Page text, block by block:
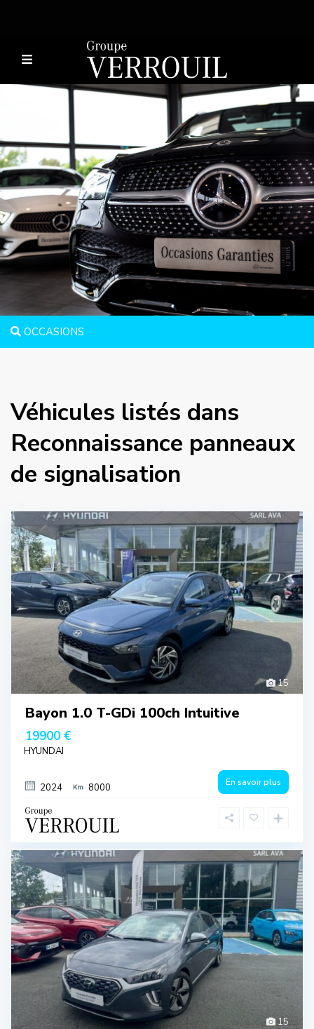
OCCASIONS
Véhicules listés dans
Reconnaissance panneaux
de signalisation
15
Bayon 1.0 T-GDi 100ch Intuitive
19900 €
HYUNDAI
2024 8000 En savoir plus
15